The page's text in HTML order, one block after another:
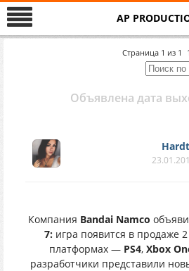
AP
Страница 1 из 1 1
Объявлена дата
Компания Bandai Namco
7:игра появится в продаже
платформах — PS4, Xbox
разработчики представили